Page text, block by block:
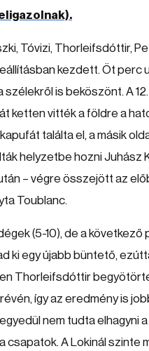
Tóvizi, Thorleifsdóttir,
kezdett. Öt
is beköszönt. A
ketten vitték a földre a
találta el, a másik
helyzetbe hozni Juhász
– végre összejött az
Toublanc.
(5-10), de a
ki egy újabb büntető,
Thorleifsdóttir
így az eredmény is
nem tudta elhagyni
csapatok. A Lokinál szinte